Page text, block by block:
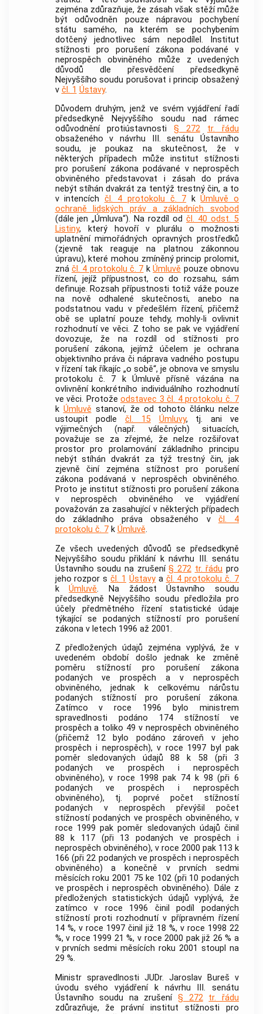
zejména zdůrazňuje, že zásah však stěží může
být odůvodněn pouze nápravou pochybení
státu samého, na kterém se pochybením
dotčený jednotlivec sám nepodílel. Institut
stížnosti pro porušení zákona podávané v
neprospěch obviněného může z uvedených
důvodů dle přesvědčení předsedkyně
Nejvyššího soudu porušovat i princip obsažený
v čl. 1 Ústavy.
Důvodem druhým, jenž ve svém vyjádření řadí
předsedkyně Nejvyššího soudu nad rámec
odůvodnění protiústavnosti § 272
tr. řádu
obsaženého v návrhu III. senátu Ústavního
soudu, je poukaz na skutečnost, že v
některých případech může institut stížnosti
pro porušení zákona podávané v neprospěch
obviněného představovat i zásah do práva
nebýt stíhán dvakrát za tentýž trestný čin, a to
v intencích čl. 4 protokolu č. 7 kÚmluvě o
ochraně lidských práv a základních svobod
(dále jen „Úmluva“). Na rozdíl odčl. 40 odst. 5
Listiny, který hovoří v plurálu o možnosti
uplatnění mimořádných opravných prostředků
(zjevně tak reaguje na platnou zákonnou
úpravu), které mohou zmíněný princip prolomit,
zná čl. 4 protokolu č. 7 kÚmluvě pouze obnovu
řízení, jejíž přípustnost, co do rozsahu, sám
definuje. Rozsah přípustnosti totiž váže pouze
na nově odhalené skutečnosti, anebo na
podstatnou vadu v předešlém řízení, přičemž
obě se uplatní pouze tehdy, mohly-li ovlivnit
rozhodnutí ve věci. Z toho se pak ve vyjádření
dovozuje, že na rozdíl od stížnosti pro
porušení zákona, jejímž účelem je ochrana
objektivního práva či náprava vadného postupu
v řízení tak říkajíc „o sobě“, je obnova ve smyslu
protokolu č. 7 k Úmluvě přísně vázána na
ovlivnění konkrétního individuálního rozhodnutí
ve věci. Protože odstavec 3 čl. 4 protokolu č. 7
k Úmluvě stanoví, že od tohoto článku nelze
ustoupit podlečl. 15 Úmluvy, tj. ani ve
výjimečných (např. válečných) situacích,
považuje se za zřejmé, že nelze rozšiřovat
prostor pro prolamování základního principu
nebýt stíhán dvakrát za týž trestný čin, jak
zjevně činí zejména stížnost pro porušení
zákona podávaná v neprospěch obviněného.
Proto je institut stížnosti pro porušení zákona
v neprospěch obviněného ve vyjádření
považován za zasahující v některých případech
do základního práva obsaženého v čl. 4
protokolu č. 7k Úmluvě.
Ze všech uvedených důvodů se předsedkyně
Nejvyššího soudu přiklání k návrhu III. senátu
Ústavního soudu na zrušení§ 272 tr. řádu pro
jeho rozpor sčl. 1 Ústavya čl. 4 protokolu č. 7
kÚmluvě. Na žádostÚstavního soudu
předsedkyně Nejvyššího soudu předložila pro
účely předmětného řízení statistické údaje
týkající se podaných stížností pro porušení
zákona v letech 1996 až 2001.
Z předložených údajů zejména vyplývá, že v
uvedeném období došlo jednak ke změně
poměru stížností pro porušení zákona
podaných ve prospěch a v neprospěch
obviněného, jednak k celkovému nárůstu
podaných stížností pro porušení zákona.
Zatímco v roce 1996 bylo ministrem
spravedlnosti podáno 174 stížností ve
prospěch a toliko 49 v neprospěch obviněného
(přičemž 12 bylo podáno zároveň v jeho
prospěch i neprospěch), v roce 1997 byl pak
poměr sledovaných údajů 88 k 58 (při 3
podaných ve prospěch i neprospěch
obviněného), v roce 1998 pak 74 k 98 (při 6
podaných ve prospěch i neprospěch
obviněného), tj. poprvé počet stížností
podaných v neprospěch převýšil počet
stížností podaných ve prospěch obviněného, v
roce 1999 pak poměr sledovaných údajů činil
88 k 117 (při 13 podaných ve prospěch i
neprospěch obviněného), v roce 2000 pak 113 k
166 (při 22 podaných ve prospěch i neprospěch
obviněného) a konečně v prvních sedmi
měsících roku 2001 75 ke 102 (při 10 podaných
ve prospěch i neprospěch obviněného). Dále z
předložených statistických údajů vyplývá, že
zatímco v roce 1996 činil podíl podaných
stížností proti rozhodnutí v přípravném řízení
14 %, v roce 1997 činil již 18 %, v roce 1998 22
%, v roce 1999 21 %, v roce 2000 pak již 26 % a
v prvních sedmi měsících roku 2001 stoupl na
29 %.
Ministr spravedlnosti JUDr. Jaroslav Bureš v
úvodu svého vyjádření k návrhu III. senátu
Ústavního soudu na zrušení§ 272
tr. řádu
zdůrazňuje, že právní institut stížnosti pro